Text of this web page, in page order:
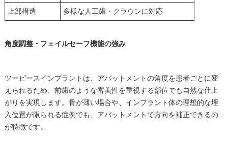
上部構造 多様な人工歯・クラウンに対応
角度調整・フェイルセーフ機能の強み
ツーピースインプラントは、アバットメントの角度を患者ごとに変
えられるため、前歯のような審美性を重視する部位でも自然な仕上
がりを実現します。骨が薄い場合や、インプラント体の理想的な埋
入位置が限られる症例でも、アバットメントで方向を補正できるの
が特徴です。